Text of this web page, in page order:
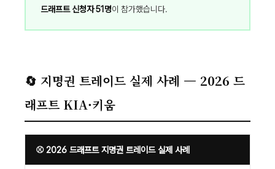
드래프트 신청자 51명이 참가했습니다.
🔄 지명권 트레이드 실제 사례 — 2026 드
래프트 KIA·키움
⚾ 2026 드래프트 지명권 트레이드 실제 사례